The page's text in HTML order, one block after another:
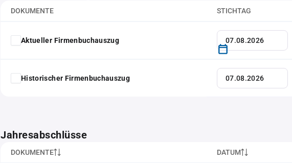
DOKUMENTE STICHTAG
Aktueller Firmenbuchauszug
Historischer Firmenbuchauszug
Jahresabschlüsse
DOKUMENTE DATUM